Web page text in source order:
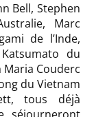
Bell, Stephen
Marc
de l’Inde,
du
Maria Couderc
du Vietnam
tous déjà